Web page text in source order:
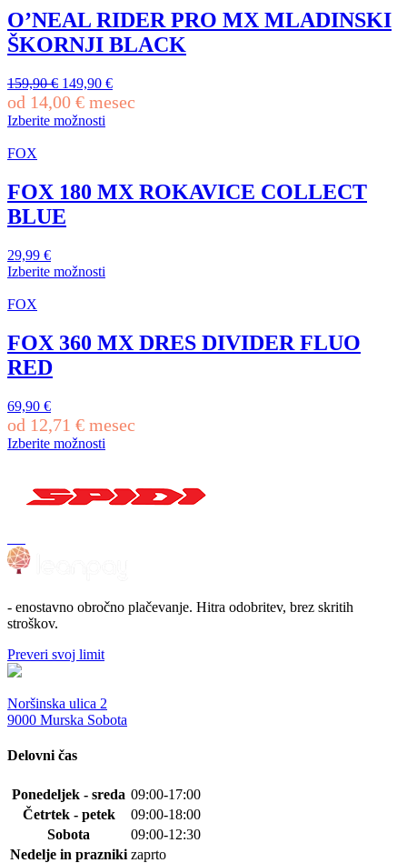
O’NEAL RIDER PRO MX MLADINSKI
ŠKORNJI BLACK
159,90€ Izvirna
cena
je
bila:
149,90 €Trenutna
cena
od 14,00 € mesec
Izberite možnosti
izdelek
več
različic.
Možnosti
izberete
na
strani
izdelka
FOX
FOX 180 MX ROKAVICE COLLECT
BLUE
29,99 €
Izberite možnosti
izdelek
več
različic.
Možnosti
izberete
na
strani
izdelka
FOX
FOX 360 MX DRES DIVIDER FLUO
RED
69,90 €
od 12,71 € mesec
Izberite možnosti
Možnosti
lahko
izberete
strani
izdelka
- enostavno obročno plačevanje. Hitra odobritev, brez skritih
stroškov.
Preveri svoj limit
Noršinska ulica 2
9000 Murska Sobota
Delovni čas
Ponedeljek - sreda 09:00-17:00
Četrtek - petek
09:00-18:00
Sobota
09:00-12:30
Nedelje in prazniki zaprto